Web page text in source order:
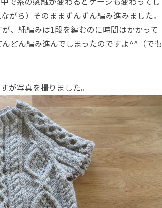
がら）そのままずんずん編み進みました。
、縄編みは1段を編むのに時間はかかって
どん編み進んでしまったのですよ^^（でも
が写真を撮りました。